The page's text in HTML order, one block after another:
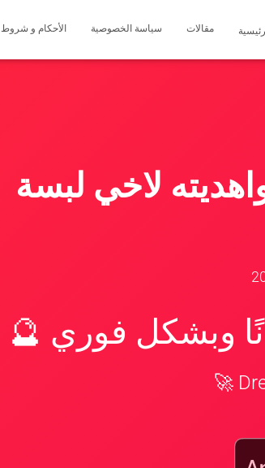
مقالات سياسة الخصوصية الأحكام و شروط
لاخي لبسة
وبشكل فوري 🔮